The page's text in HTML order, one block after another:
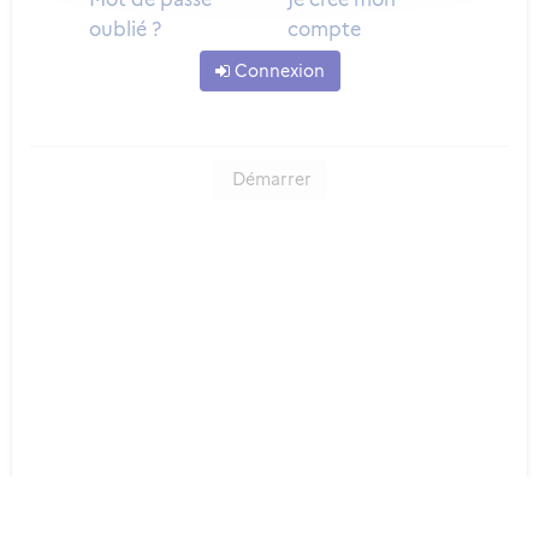
oublié ?
compte
Connexion
Démarrer